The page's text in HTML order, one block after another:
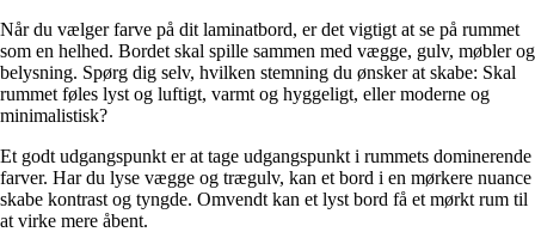
Når du vælger farve på dit laminatbord, er det vigtigt at se på rummet
som en helhed. Bordet skal spille sammen med vægge, gulv, møbler og
belysning. Spørg dig selv, hvilken stemning du ønsker at skabe: Skal
rummet føles lyst og luftigt, varmt og hyggeligt, eller moderne og
minimalistisk?
Et godt udgangspunkt er at tage udgangspunkt i rummets dominerende
farver. Har du lyse vægge og trægulv, kan et bord i en mørkere nuance
skabe kontrast og tyngde. Omvendt kan et lyst bord få et mørkt rum til
at virke mere åbent.